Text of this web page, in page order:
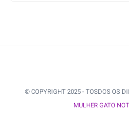
© COPYRIGHT 2025 - TOSDOS OS
MULHER GATO